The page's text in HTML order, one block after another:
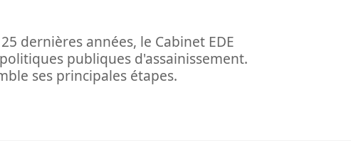
dernières années, le Cabinet EDE
publiques d'assainissement.
ses principales étapes.